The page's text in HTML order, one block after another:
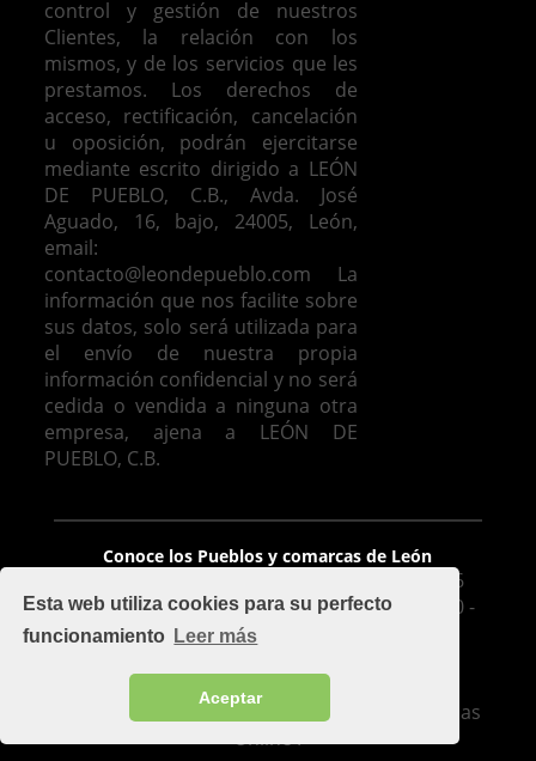
Esta web utiliza cookies para su perfecto
funcionamiento Leer más
Aceptar
control y gestión de nuestros
Clientes, la relación con los
mismos, y de los servicios que les
prestamos.
Los derechos de
acceso, rectificación, cancelación
u oposición, podrán ejercitarse
mediante escrito dirigido a LEÓN
DE PUEBLO, C.B., Avda. José
Aguado, 16, bajo, 24005, León,
email:
contacto@leondepueblo.com
La
información que nos facilite sobre
sus datos, solo será utilizada para
el envío de nuestra propia
información confidencial y no será
cedida o vendida a ninguna otra
empresa, ajena a LEÓN DE
PUEBLO, C.B.
Conoce los Pueblos y comarcas de León
León De Pueblo, C.B. - Avda. José Aguado 16
Bajo, 24005, León - mapa - Móvil: 626 425 510 -
Oficina: 987 100 977 - Fax 987 209 283
Implementado por
Cuadruple.com
Soluciones de diseño de páginas web y Tiendas
Online .